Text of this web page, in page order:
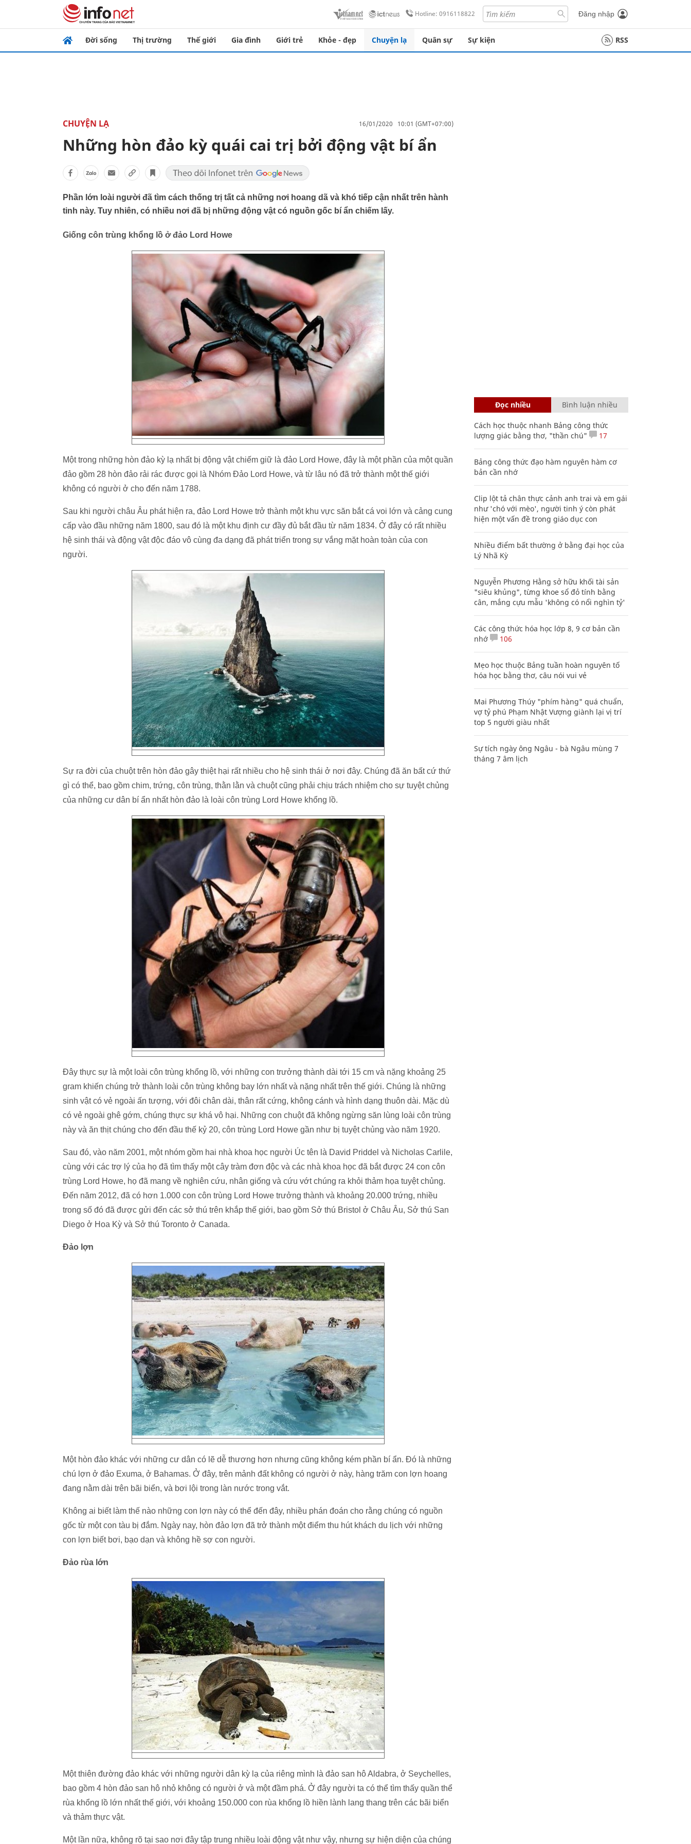
Hotline: 0916118822 Đăng nhập
Đời sống Thị trường Thế giới Gia đình Giới trẻ Khỏe - đẹp Chuyện lạ Quân sự Sự kiện RSS
CHUYỆN LẠ 16/01/2020 10:01 (GMT+07:00)
Những hòn đảo kỳ quái cai trị bởi động vật bí ẩn
Phần lớn loài người đã tìm cách thống trị tất cả những nơi hoang dã và khó tiếp cận nhất trên hành
tinh này. Tuy nhiên, có nhiều nơi đã bị những động vật có nguồn gốc bí ẩn chiếm lấy.
Giống côn trùng khổng lồ ở đảo Lord Howe
Một trong những hòn đảo kỳ lạ nhất bị động vật chiếm giữ là đảo Lord Howe, đây là một phần của một quần
đảo gồm 28 hòn đảo rải rác được gọi là Nhóm Đảo Lord Howe, và từ lâu nó đã trở thành một thế giới
không có người ở cho đến năm 1788.
Sau khi người châu Âu phát hiện ra, đảo Lord Howe trở thành một khu vực săn bắt cá voi lớn và cảng cung
cấp vào đầu những năm 1800, sau đó là một khu định cư đầy đủ bắt đầu từ năm 1834. Ở đây có rất nhiều
hệ sinh thái và động vật độc đáo vô cùng đa dạng đã phát triển trong sự vắng mặt hoàn toàn của con
người.
Sự ra đời của chuột trên hòn đảo gây thiệt hại rất nhiều cho hệ sinh thái ở nơi đây. Chúng đã ăn bất cứ thứ
gì có thể, bao gồm chim, trứng, côn trùng, thằn lằn và chuột cũng phải chịu trách nhiệm cho sự tuyệt chủng
của những cư dân bí ẩn nhất hòn đảo là loài côn trùng Lord Howe khổng lồ.
Đây thực sự là một loài côn trùng khổng lồ, với những con trưởng thành dài tới 15 cm và nặng khoảng 25
gram khiến chúng trở thành loài côn trùng không bay lớn nhất và nặng nhất trên thế giới. Chúng là những
sinh vật có vẻ ngoài ấn tượng, với đôi chân dài, thân rất cứng, không cánh và hình dạng thuôn dài. Mặc dù
có vẻ ngoài ghê gớm, chúng thực sự khá vô hại. Những con chuột đã không ngừng săn lùng loài côn trùng
này và ăn thịt chúng cho đến đầu thế kỷ 20, côn trùng Lord Howe gần như bị tuyệt chủng vào năm 1920.
Sau đó, vào năm 2001, một nhóm gồm hai nhà khoa học người Úc tên là David Priddel và Nicholas Carlile,
cùng với các trợ lý của họ đã tìm thấy một cây tràm đơn độc và các nhà khoa học đã bắt được 24 con côn
trùng Lord Howe, họ đã mang về nghiên cứu, nhân giống và cứu vớt chúng ra khỏi thảm họa tuyệt chủng.
Đến năm 2012, đã có hơn 1.000 con côn trùng Lord Howe trưởng thành và khoảng 20.000 trứng, nhiều
trong số đó đã được gửi đến các sở thú trên khắp thế giới, bao gồm Sở thú Bristol ở Châu Âu, Sở thú San
Diego ở Hoa Kỳ và Sở thú Toronto ở Canada.
Đảo lợn
Một hòn đảo khác với những cư dân có lẽ dễ thương hơn nhưng cũng không kém phần bí ẩn. Đó là những
chú lợn ở đảo Exuma, ở Bahamas. Ở đây, trên mảnh đất không có người ở này, hàng trăm con lợn hoang
đang nằm dài trên bãi biển, và bơi lội trong làn nước trong vắt.
Không ai biết làm thế nào những con lợn này có thể đến đây, nhiều phán đoán cho rằng chúng có nguồn
gốc từ một con tàu bị đắm. Ngày nay, hòn đảo lợn đã trở thành một điểm thu hút khách du lịch với những
con lợn biết bơi, bạo dạn và không hề sợ con người.
Đảo rùa lớn
Một thiên đường đảo khác với những người dân kỳ lạ của riêng mình là đảo san hô Aldabra, ở Seychelles,
bao gồm 4 hòn đảo san hô nhỏ không có người ở và một đầm phá. Ở đây người ta có thể tìm thấy quần thể
rùa khổng lồ lớn nhất thế giới, với khoảng 150.000 con rùa khổng lồ hiền lành lang thang trên các bãi biển
và thảm thực vật.
Một lần nữa, không rõ tại sao nơi đây tập trung nhiều loài động vật như vậy, nhưng sự hiện diện của chúng
Đọc nhiều Bình luận nhiều
Cách học thuộc nhanh Bảng công thức
lượng giác bằng thơ, "thần chú"
17
Bảng công thức đạo hàm nguyên hàm cơ
bản cần nhớ
Clip lột tả chân thực cảnh anh trai và em gái
như 'chó với mèo', người tinh ý còn phát
hiện một vấn đề trong giáo dục con
Nhiều điểm bất thường ở bằng đại học của
Lý Nhã Kỳ
Nguyễn Phương Hằng sở hữu khối tài sản
"siêu khủng", từng khoe sổ đỏ tính bằng
cân, mắng cựu mẫu 'không có nổi nghìn tỷ'
Các công thức hóa học lớp 8, 9 cơ bản cần
nhớ
106
Mẹo học thuộc Bảng tuần hoàn nguyên tố
hóa học bằng thơ, câu nói vui vẻ
Mai Phương Thúy "phím hàng" quá chuẩn,
vợ tỷ phú Phạm Nhật Vượng giành lại vị trí
top 5 người giàu nhất
Sự tích ngày ông Ngâu - bà Ngâu mùng 7
tháng 7 âm lịch